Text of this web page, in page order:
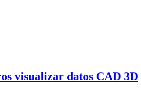
visualizar datos CAD 3D